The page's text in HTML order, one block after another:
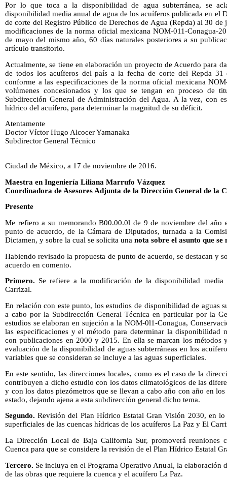
Por lo que toca a la disponibilidad de agua subterránea, se
disponibilidad media anual de agua de los acuíferos publicada en el
de corte del Registro Público de Derechos de Agua (Repda) al 30
modificaciones de la norma oficial mexicana NOM-011-Conagua-
de mayo del mismo año, 60 días naturales posteriores a su
artículo transitorio.
Actualmente, se tiene en elaboración un proyecto de Acuerdo para
de todos los acuíferos del país a la fecha de corte del Repda 31
conforme a las especificaciones de la norma oficial mexicana
volúmenes concesionados y los que se tengan en proceso de
Subdirección General de Administración del Agua. A la vez, con
hídrico del acuífero, para determinar la magnitud de su déficit.
Atentamente
Doctor Víctor Hugo Alcocer Yamanaka
Subdirector General Técnico
Ciudad de México, a 17 de noviembre de 2016.
Maestra en Ingeniería Liliana Marrufo Vázquez
Coordinadora de Asesores Adjunta de la Dirección General de la
Presente
Me refiero a su memorando B00.00.0l de 9 de noviembre del año
punto de acuerdo, de la Cámara de Diputados, turnada a la
Dictamen, y sobre la cual se solicita una nota sobre el asunto que se
Habiendo revisado la propuesta de punto de acuerdo, se destacan y
acuerdo en comento.
Primero. Se refiere a la modificación de la disponibilidad
Carrizal.
En relación con este punto, los estudios de disponibilidad de aguas
a cabo por la Subdirección General Técnica en particular por la
estudios se elaboran en sujeción a la NOM-0l1-Conagua,
las especificaciones y el método para determinar la disponibilidad
con publicaciones en 2000 y 2015. En ella se marcan los métodos
evaluación de la disponibilidad de aguas subterráneas en los
variables que se consideran se incluye a las aguas superficiales.
En este sentido, las direcciones locales, como es el caso de la
contribuyen a dicho estudio con los datos climatológicos de las
y con los datos piezómetros que se llevan a cabo año con año en
estado, dejando ajena a esta subdirección general dicho tema.
Segundo. Revisión del Plan Hídrico Estatal Gran Visión 2030, en
superficiales de las cuencas hídricas de los acuíferos La Paz y El
La Dirección Local de Baja California Sur, promoverá reuniones
Cuenca para que se considere la revisión de el Plan Hídrico Estatal
Tercero. Se incluya en el Programa Operativo Anual, la elaboración
de las obras que requiere la cuenca y el acuífero La Paz.